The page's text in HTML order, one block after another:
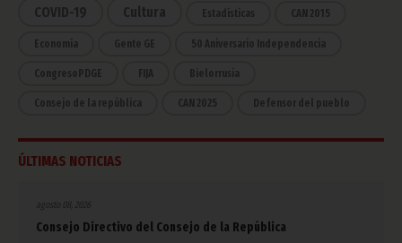
COVID-19 Cultura Estadísticas CAN 2015
Economía Gente GE 50 Aniversario Independencia
CongresoPDGE FIJA Bielorrusia
Consejo de la república CAN 2025 Defensor del pueblo
ÚLTIMAS NOTICIAS
Consejo Directivo del Consejo de la República